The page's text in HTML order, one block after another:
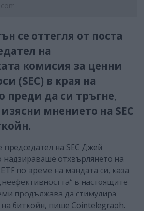
се оттегля от поста
на
комисия за ценни
(SEC) в края на
преди да си тръгне,
мнението на SEC
председател на SEC Джей
надзираваше отхвърлянето на
по време на мандата си, каза
в настоящите
продължава да стимулира
на биткойн, пише Cointelegraph.